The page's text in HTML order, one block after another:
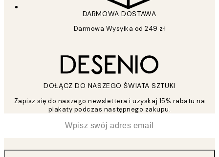
DARMOWA DOSTAWA
Darmowa Wysyłka od 249 zł
DOŁĄCZ DO NASZEGO ŚWIATA SZTUKI
Zapisz się do naszego newslettera i uzyskaj 15% rabatu na
plakaty podczas następnego zakupu.